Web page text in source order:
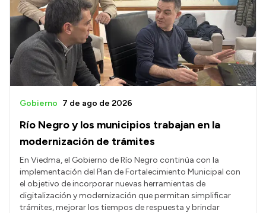
Transparencia
Presupuesto
Boletín Oficial
Compras y licitaciones
Consulta de expedientes
Convocatorias
Intranet
Login
Río Negro y los municipios trabajan en la
modernización de trámites
Gobierno 7 de ago de 2026
En Viedma, el Gobierno de Río Negro continúa con la
implementación del Plan de Fortalecimiento Municipal con
el objetivo de incorporar nuevas herramientas de
digitalización y modernización que permitan simplificar
trámites, mejorar los tiempos de respuesta y brindar